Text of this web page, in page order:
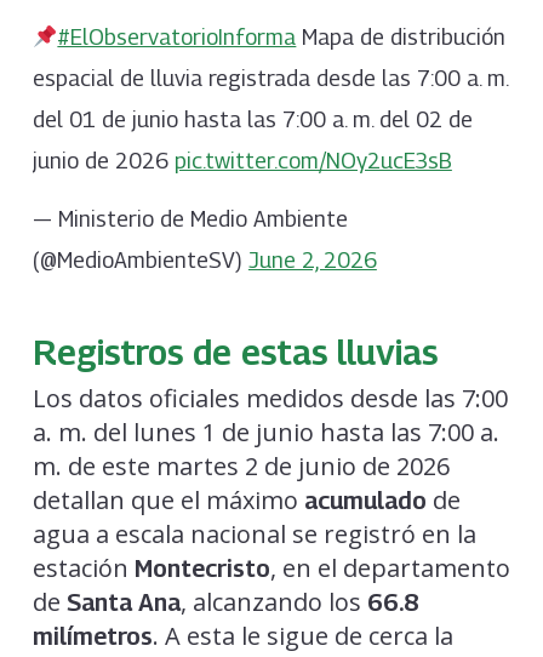
#ElObservatorioInforma Mapa de distribución
espacial de lluvia registrada desde las 7:00 a. m.
del 01 de junio hasta las 7:00 a. m. del 02 de
junio de 2026 pic.twitter.com/NOy2ucE3sB
— Ministerio de Medio Ambiente
(@MedioAmbienteSV) June 2, 2026
Registros de estas lluvias
Los datos oficiales medidos desde las 7:00
a. m. del lunes 1 de junio hasta las 7:00 a.
m. de este martes 2 de junio de 2026
detallan que el máximo acumulado de
agua a escala nacional se registró en la
estación Montecristo, en el departamento
de Santa Ana, alcanzando los 66.8
milímetros. A esta le sigue de cerca la